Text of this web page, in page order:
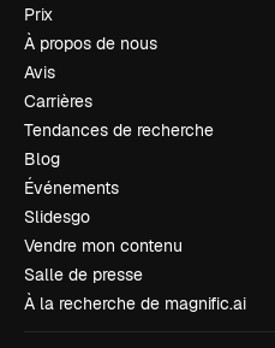
Prix
À propos de nous
Avis
Carrières
Tendances de recherche
Blog
Événements
Slidesgo
Vendre mon contenu
Salle de presse
À la recherche de magnific.ai